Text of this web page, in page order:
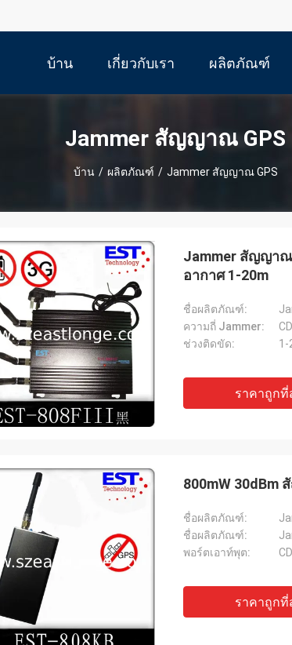
บ้าน เกี่ยวกับเรา ผลิตภัณฑ์
Jammer สัญญาณ GPS
บ้าน / ผลิตภัณฑ์ / Jammer สัญญาณ GPS
Jammer สัญญาณ
อากาศ 1-20m
ชื่อผลิตภัณฑ์:
ความถี่ Jammer:
ช่วงติดขัด:
1-
ราคาถูกที่
800mW 30dBm
ชื่อผลิตภัณฑ์:
ชื่อผลิตภัณฑ์:
พอร์ตเอาท์พุต:
ราคาถูกที่